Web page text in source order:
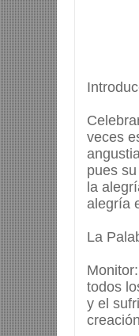
veces
pues
la
alegría
La
todos
y el